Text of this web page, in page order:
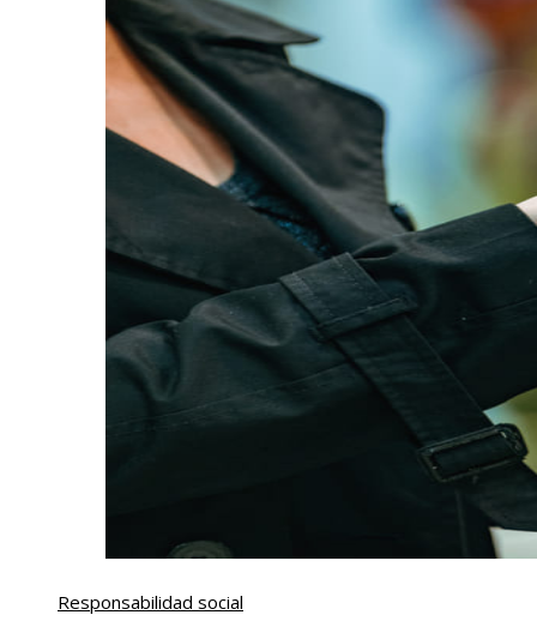
Responsabilidad social